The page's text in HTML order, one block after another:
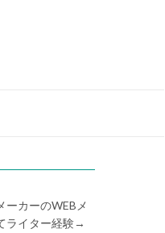
ーカーのWEBメ
ライター経験→